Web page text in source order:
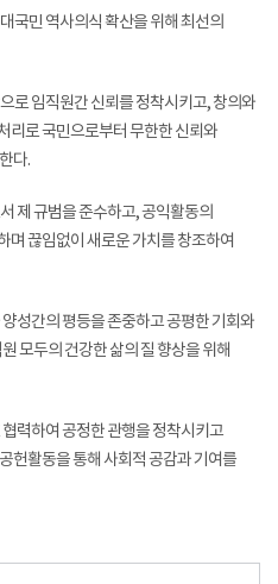
국민 역사의식 확산을 위해 최선의
로 임직원간 신뢰를 정착시키고, 창의와
리로 국민으로부터 무한한 신뢰와
다.
제 규범을 준수하고, 공익활동의
며 끊임없이 새로운 가치를 창조하여
성간의 평등을 존중하고 공평한 기회와
모두의 건강한 삶의 질 향상을 위해
력하여 공정한 관행을 정착시키고
헌활동을 통해 사회적 공감과 기여를